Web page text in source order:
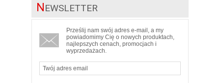
NEWSLETTER
Prześlij nam swój adres e-mail, a my
powiadomimy Cię o nowych produktach,
najlepszych cenach, promocjach i
wyprzedażach.